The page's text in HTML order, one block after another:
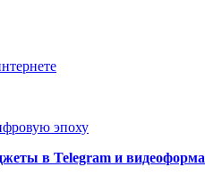
эпоху
в Telegram и